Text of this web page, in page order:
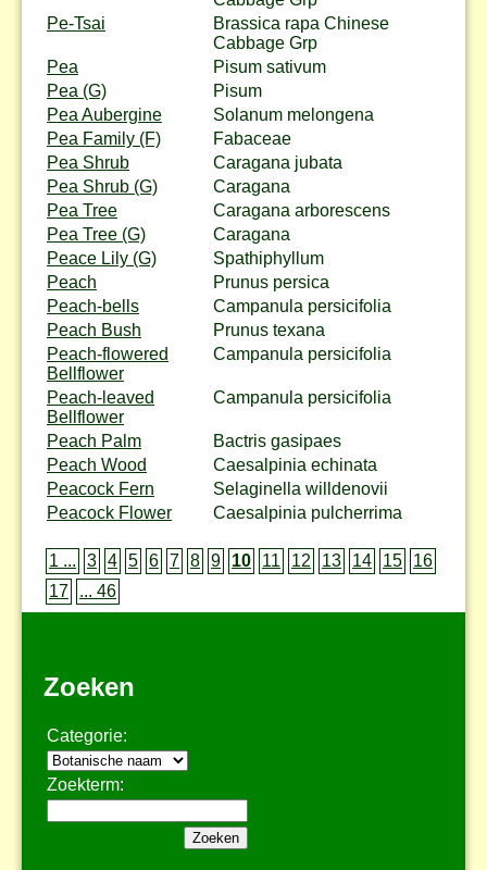
Pe-Tsai
Brassica rapa Chinese
Cabbage Grp
Pea
Pisum sativum
Pea (G)
Pisum
Pea Aubergine
Solanum melongena
Pea Family (F)
Fabaceae
Pea Shrub
Caragana jubata
Pea Shrub (G)
Caragana
Pea Tree
Caragana arborescens
Pea Tree (G)
Caragana
Peace Lily (G)
Spathiphyllum
Peach
Prunus persica
Peach-bells
Campanula persicifolia
Peach Bush
Prunus texana
Peach-flowered
Bellflower
Campanula persicifolia
Peach-leaved
Bellflower
Campanula persicifolia
Peach Palm
Bactris gasipaes
Peach Wood
Caesalpinia echinata
Peacock Fern
Selaginella willdenovii
Peacock Flower
Caesalpinia pulcherrima
1 ... 3 4 5 6 7 8 9 10 11 12 13 14 15
16
17
... 46
Zoeken
Categorie:
Zoekterm: